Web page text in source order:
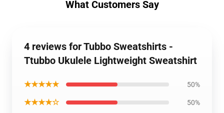
What Customers Say
4 reviews for Tubbo Sweatshirts -
Ttubbo Ukulele Lightweight Sweatshirt
★★★★★ 50%
★★★★☆ 50%